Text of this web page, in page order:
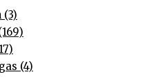
(3)
(4)